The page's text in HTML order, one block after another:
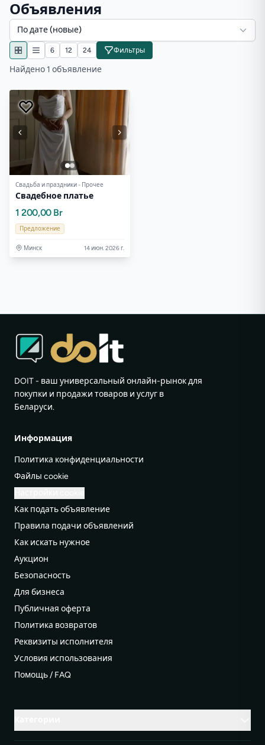
Объявления
По дате (новые)
6 12 24 Фильтры
Найдено 1 объявление
Свадьба и праздники - Прочее
Свадебное платье
1 200,00 Br
Предложение
Минск 14 июн. 2026 г.
DOIT - ваш универсальный онлайн-рынок для
покупки и продажи товаров и услуг в
Беларуси.
Информация
Политика конфиденциальности
Файлы cookie
Как подать объявление
Правила подачи объявлений
Как искать нужное
Аукцион
Безопасность
Для бизнеса
Публичная оферта
Политика возвратов
Реквизиты исполнителя
Условия использования
Помощь / FAQ